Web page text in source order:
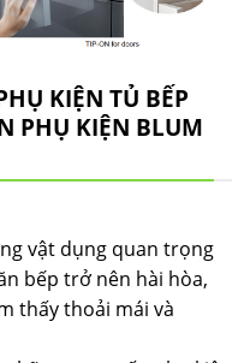
KIỆN TỦ BẾP
PHỤ KIỆN BLUM
vật dụng quan trọng
bếp trở nên hài hòa,
thấy thoải mái và